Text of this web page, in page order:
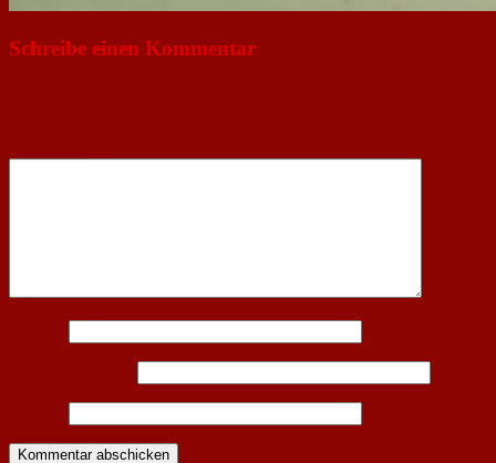
Schreibe einen Kommentar